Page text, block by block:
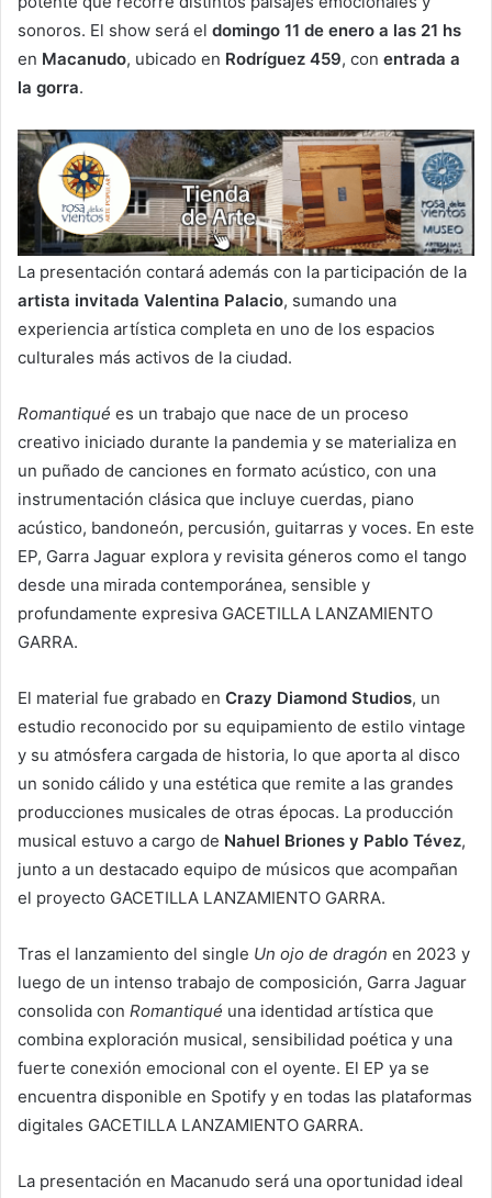
sonoros. El show será el domingo 11 de enero a las 21 hs
en Macanudo, ubicado en Rodríguez 459, con entrada a
la gorra.
La presentación contará además con la participación de la
artista invitada Valentina Palacio, sumando una
experiencia artística completa en uno de los espacios
culturales más activos de la ciudad.
Romantiqué es un trabajo que nace de un proceso
creativo iniciado durante la pandemia y se materializa en
un puñado de canciones en formato acústico, con una
instrumentación clásica que incluye cuerdas, piano
acústico, bandoneón, percusión, guitarras y voces. En este
EP, Garra Jaguar explora y revisita géneros como el tango
desde una mirada contemporánea, sensible y
profundamente expresiva GACETILLA LANZAMIENTO
GARRA.
El material fue grabado en Crazy Diamond Studios, un
estudio reconocido por su equipamiento de estilo vintage
y su atmósfera cargada de historia, lo que aporta al disco
un sonido cálido y una estética que remite a las grandes
producciones musicales de otras épocas. La producción
musical estuvo a cargo de Nahuel Briones y Pablo Tévez,
junto a un destacado equipo de músicos que acompañan
el proyecto GACETILLA LANZAMIENTO GARRA.
Tras el lanzamiento del single Un ojo de dragón en 2023 y
luego de un intenso trabajo de composición, Garra Jaguar
consolida con Romantiqué una identidad artística que
combina exploración musical, sensibilidad poética y una
fuerte conexión emocional con el oyente. El EP ya se
encuentra disponible en Spotify y en todas las plataformas
digitales GACETILLA LANZAMIENTO GARRA.
La presentación en Macanudo será una oportunidad ideal